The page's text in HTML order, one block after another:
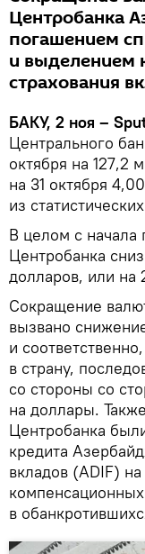
Центробанка
погашением
и выделением
страхования
БАКУ, 2 ноя –
Центрального
октября на 127,2
на 31 октября
из статистических
В целом с начала
Центробанка
долларов, или на
Сокращение
вызвано
и
в страну,
со стороны со
на доллары.
Центробанка
кредита
вкладов (ADIF)
в